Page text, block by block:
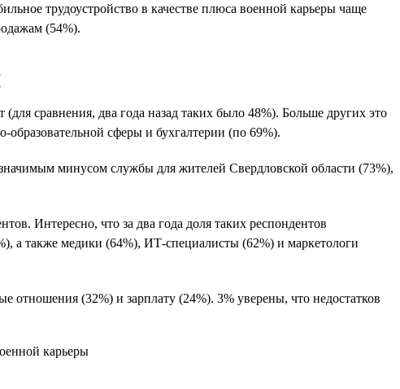
трудоустройство в качестве плюса военной карьеры чаще
(54%).
сравнения, два года назад таких было 48%). Больше других это
образовательной сферы и бухгалтерии (по 69%).
минусом службы для жителей Свердловской области (73%),
Интересно, что за два года доля таких респондентов
а также медики (64%), ИТ-специалисты (62%) и маркетологи
отношения (32%) и зарплату (24%). 3% уверены, что недостатков